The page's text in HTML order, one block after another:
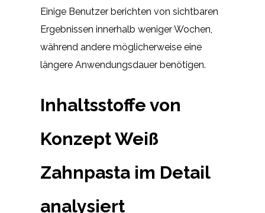
Einige Benutzer berichten von sichtbaren
Ergebnissen innerhalb weniger Wochen,
während andere möglicherweise eine
längere Anwendungsdauer benötigen.
Inhaltsstoffe von
Konzept Weiß
Zahnpasta im Detail
analysiert